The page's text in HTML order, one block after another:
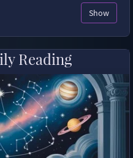
Show
Reading